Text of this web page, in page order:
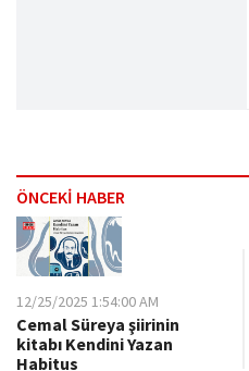
ÖNCEKİ HABER
12/25/2025 1:54:00 AM
Cemal Süreya şiirinin
kitabı Kendini Yazan
Habitus